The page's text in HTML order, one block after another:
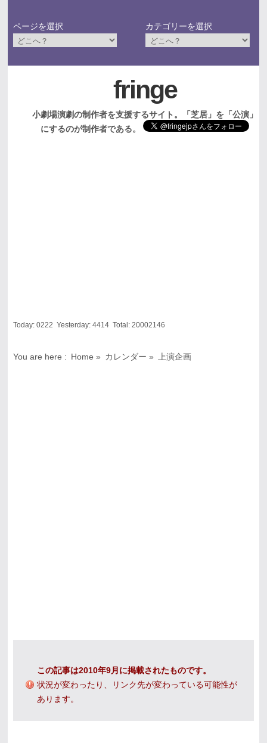
ページを選択 カテゴリーを選択
fringe
小劇場演劇の制作者を支援するサイト。「芝居」を「公演」
にするのが制作者である。
Today: 0222 Yesterday: 4414Total: 20002146
You are here : Home » カレンダー » 上演企画
この記事は2010年9月に掲載されたものです。
状況が変わったり、リンク先が変わっている可能性が
あります。